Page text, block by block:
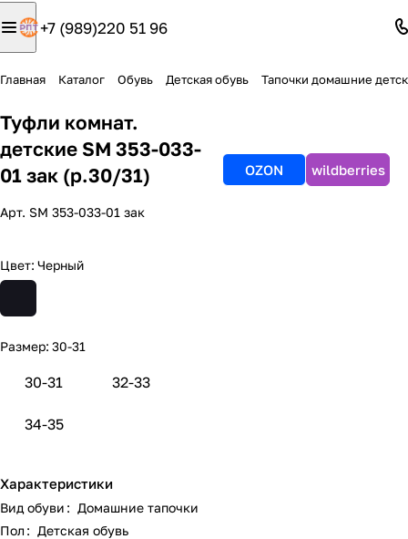
+7 (989)220 51 96
Главная Каталог Обувь Детская обувь Тапочки домашние
Туфли комнат.
детские SM 353-033-
01 зак (р.30/31)
Арт. SM 353-033-01 зак
Цвет: Черный
Размер: 30-31
30-31 32-33
34-35
Характеристики
Вид обуви : Домашние тапочки
Пол : Детская обувь
OZON wildberries